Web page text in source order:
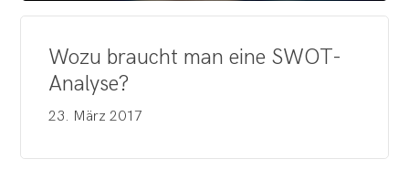
Wozu braucht man eine SWOT-
Analyse?
23. März 2017